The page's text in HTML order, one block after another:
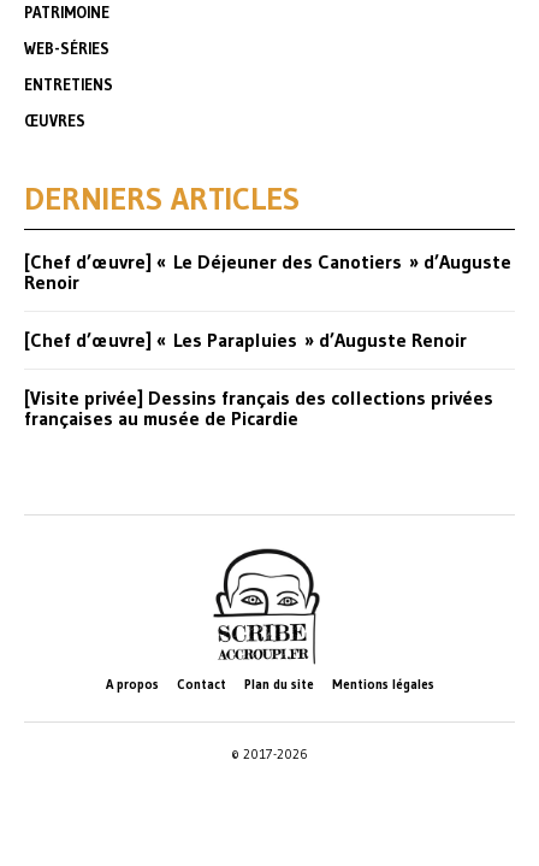
PATRIMOINE
WEB-SÉRIES
ENTRETIENS
ŒUVRES
DERNIERS ARTICLES
[Chef d’œuvre] « Le Déjeuner des Canotiers » d’Auguste
Renoir
[Chef d’œuvre] « Les Parapluies » d’Auguste Renoir
[Visite privée] Dessins français des collections privées
françaises au musée de Picardie
A propos Contact Plan du site Mentions légales
© 2017-2026